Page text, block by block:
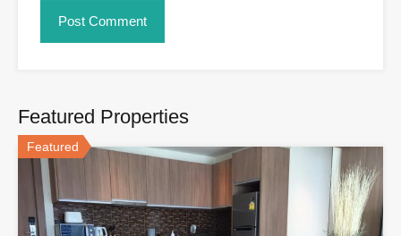
Featured Properties
Featured